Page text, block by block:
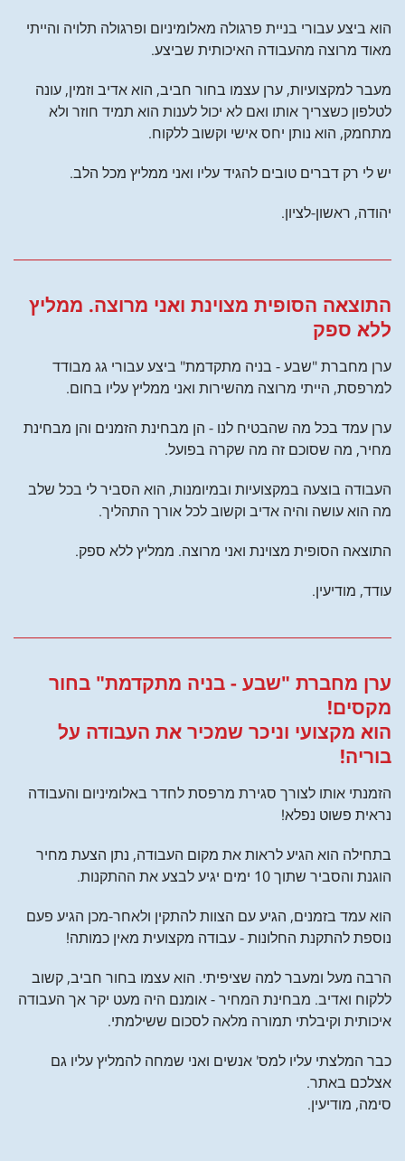
הוא ביצע עבורי בניית פרגולה מאלומיניום ופרגולה תלויה והייתי
מאוד מרוצה מהעבודה האיכותית שביצע.
מעבר למקצועיות, ערן עצמו בחור חביב, הוא אדיב וזמין, עונה
לטלפון כשצריך אותו ואם לא יכול לענות הוא תמיד חוזר ולא
מתחמק, הוא נותן יחס אישי וקשוב ללקוח.
יש לי רק דברים טובים להגיד עליו ואני ממליץ מכל הלב.
יהודה, ראשון-לציון.
התוצאה הסופית מצוינת ואני מרוצה. ממליץ
ללא ספק
ערן מחברת "שבע - בניה מתקדמת" ביצע עבורי גג מבודד
למרפסת, הייתי מרוצה מהשירות ואני ממליץ עליו בחום.
ערן עמד בכל מה שהבטיח לנו - הן מבחינת הזמנים והן מבחינת
מחיר, מה שסוכם זה מה שקרה בפועל.
העבודה בוצעה במקצועיות ובמיומנות, הוא הסביר לי בכל שלב
מה הוא עושה והיה אדיב וקשוב לכל אורך התהליך.
התוצאה הסופית מצוינת ואני מרוצה. ממליץ ללא ספק.
עודד, מודיעין.
ערן מחברת "שבע - בניה מתקדמת" בחור
מקסים!
הוא מקצועי וניכר שמכיר את העבודה על
בוריה!
הזמנתי אותו לצורך סגירת מרפסת לחדר באלומיניום והעבודה
נראית פשוט נפלא!
בתחילה הוא הגיע לראות את מקום העבודה, נתן הצעת מחיר
הוגנת והסביר שתוך 10 ימים יגיע לבצע את ההתקנות.
הוא עמד בזמנים, הגיע עם הצוות להתקין ולאחר-מכן הגיע פעם
נוספת להתקנת החלונות - עבודה מקצועית מאין כמותה!
הרבה מעל ומעבר למה שציפיתי. הוא עצמו בחור חביב, קשוב
ללקוח ואדיב. מבחינת המחיר - אומנם היה מעט יקר אך העבודה
איכותית וקיבלתי תמורה מלאה לסכום ששילמתי.
כבר המלצתי עליו למס' אנשים ואני שמחה להמליץ עליו גם
אצלכם באתר.
סימה, מודיעין.